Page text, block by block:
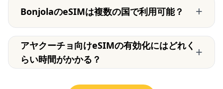
BonjolaのeSIMは複数の国で利用可能？ +
アヤクーチョ向けeSIMの有効化にはどれく
らい時間がかかる？
+